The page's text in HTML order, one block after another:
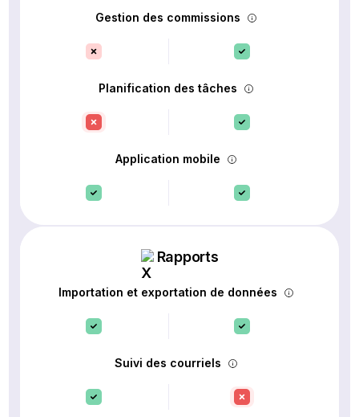
Gestion des commissions
Planification des tâches
Application mobile
Rapports
Importation et exportation de données
Suivi des courriels